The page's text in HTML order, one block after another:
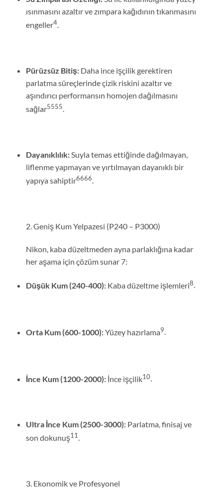
ısınmasını azaltır ve zımpara kağıdının tıkanmasını
engeller4.
Pürüzsüz Bitiş:Daha ince işçilik gerektiren
parlatma süreçlerinde çizik riskini azaltır ve
aşındırıcı performansın homojen dağılmasını
sağlar5555.
Dayanıklılık:Suyla temas ettiğinde dağılmayan,
liflenme yapmayan ve yırtılmayan dayanıklı bir
yapıya sahiptir6666.
2. Geniş Kum Yelpazesi (P240 – P3000)
Nikon, kaba düzeltmeden ayna parlaklığına kadar
her aşama için çözüm sunar 7:
Düşük Kum (240-400):Kaba düzeltme işlemleri8.
Orta Kum (600-1000):Yüzey hazırlama9.
İnce Kum (1200-2000):İnce işçilik10.
Ultra İnce Kum (2500-3000):Parlatma, finisaj ve
son dokunuş11.
3. Ekonomik ve Profesyonel